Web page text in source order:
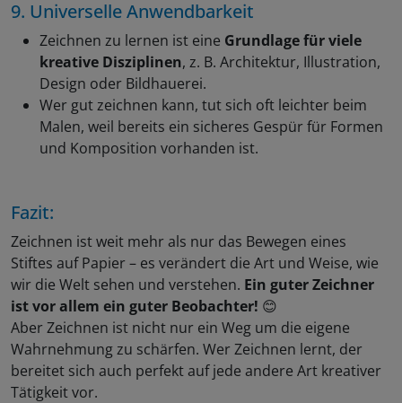
9. Universelle Anwendbarkeit
Zeichnen zu lernen ist eine Grundlage für viele
kreative Disziplinen, z. B. Architektur, Illustration,
Design oder Bildhauerei.
Wer gut zeichnen kann, tut sich oft leichter beim
Malen, weil bereits ein sicheres Gespür für Formen
und Komposition vorhanden ist.
Fazit:
Zeichnen ist weit mehr als nur das Bewegen eines
Stiftes auf Papier – es verändert die Art und Weise, wie
wir die Welt sehen und verstehen. Ein guter Zeichner
ist vor allem ein guter Beobachter! 😊
Aber Zeichnen ist nicht nur ein Weg um die eigene
Wahrnehmung zu schärfen. Wer Zeichnen lernt, der
bereitet sich auch perfekt auf jede andere Art kreativer
Tätigkeit vor.